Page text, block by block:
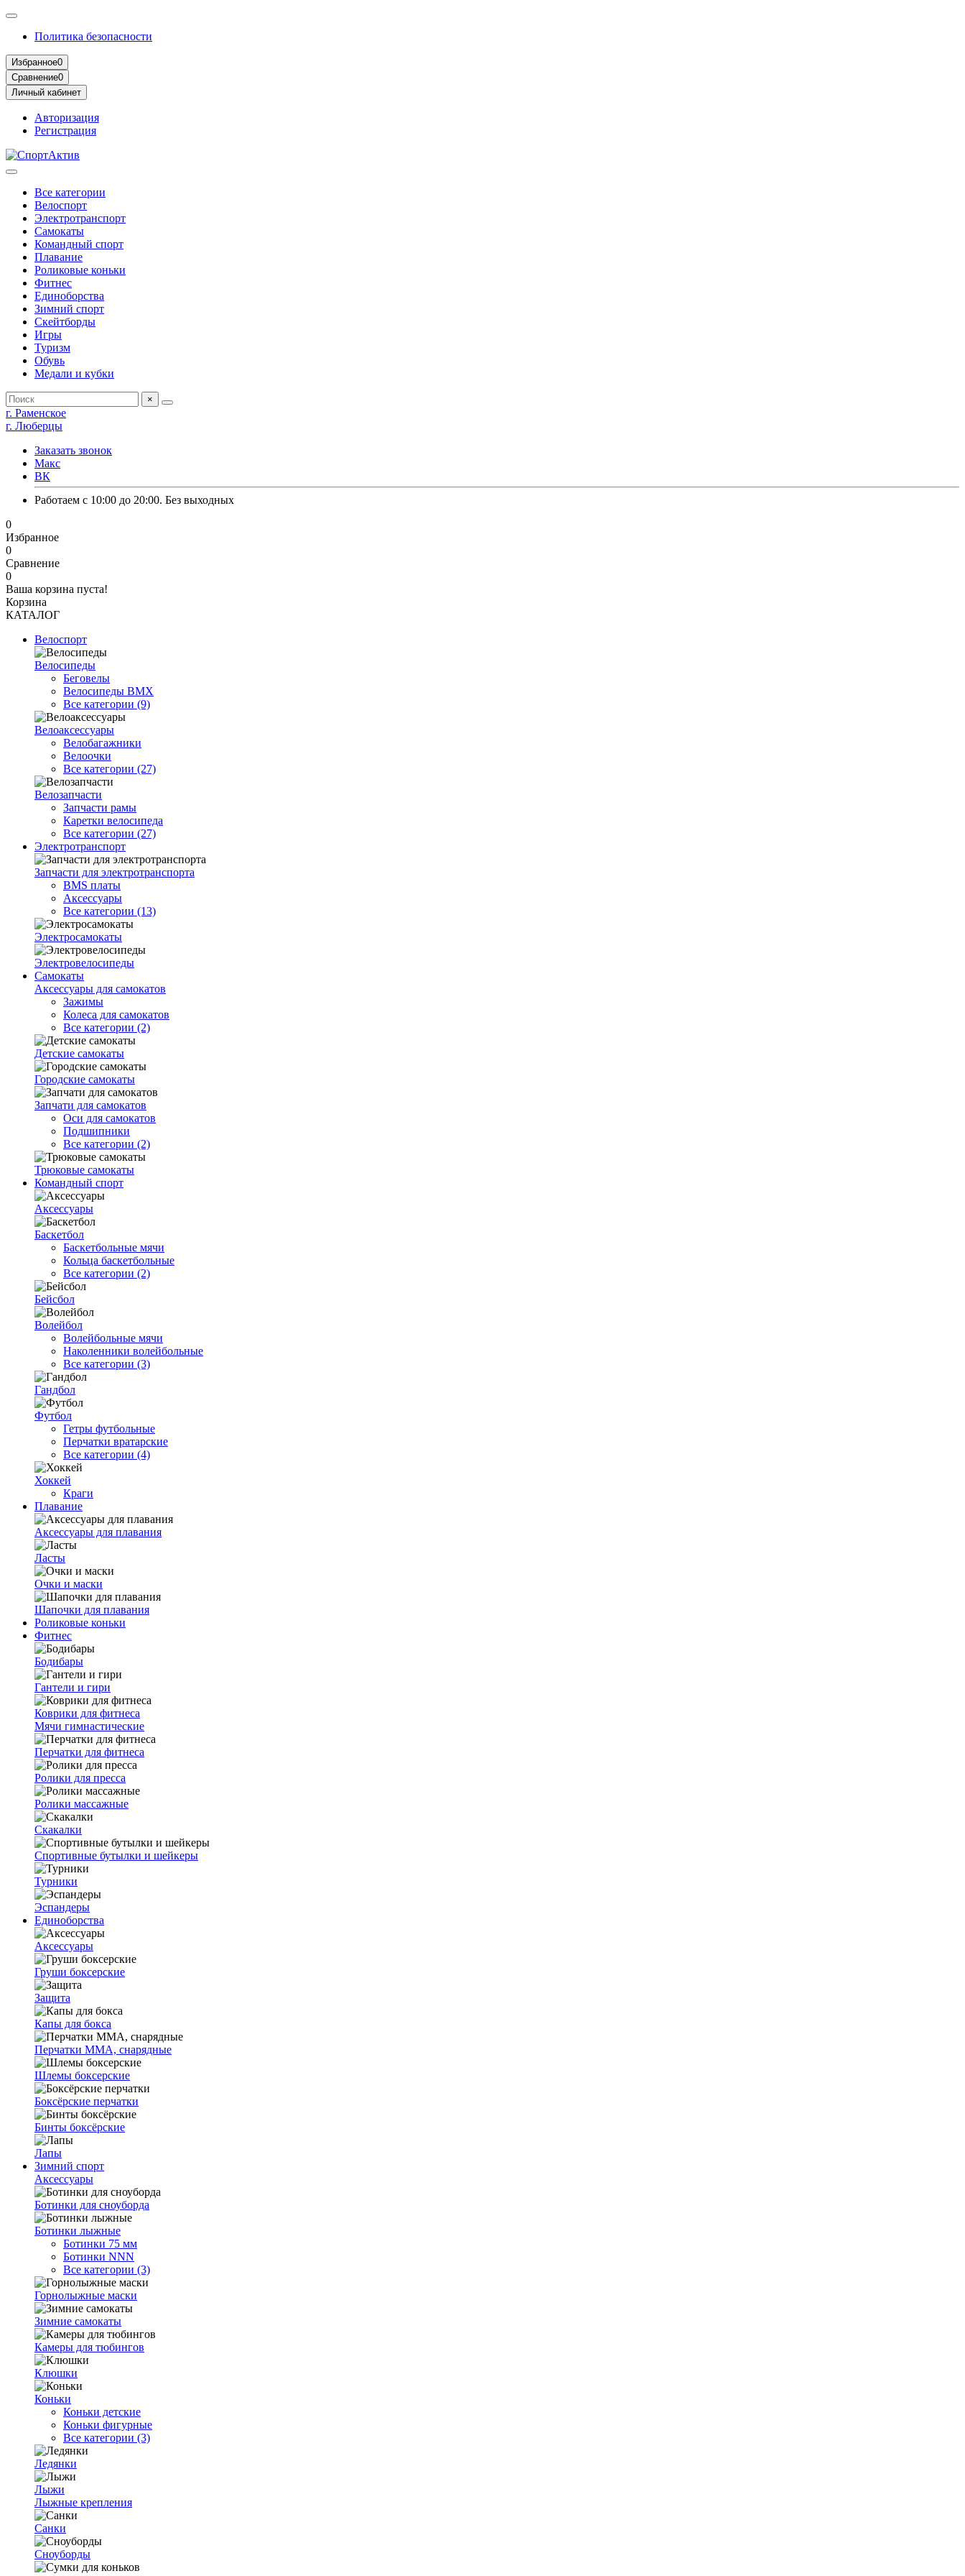
Политика безопасности
Избранное0
Сравнение0
Личный кабинет
Авторизация
Регистрация
Все категории
Велоспорт
Электротранспорт
Самокаты
Командный спорт
Плавание
Роликовые коньки
Фитнес
Единоборства
Зимний спорт
Скейтборды
Игры
Туризм
Обувь
Медали и кубки
×
г. Раменское
г. Люберцы
Заказать звонок
Макс
ВК
Работаем с 10:00 до 20:00. Без выходных
0
Избранное
0
Сравнение
0
Ваша корзина пуста!
Корзина
КАТАЛОГ
Велоспорт
Велосипеды
Беговелы
Велосипеды BMX
Все категории (9)
Велоаксессуары
Велобагажники
Велоочки
Все категории (27)
Велозапчасти
Запчасти рамы
Каретки велосипеда
Все категории (27)
Электротранспорт
Запчасти для электротранспорта
BMS платы
Аксессуары
Все категории (13)
Электросамокаты
Электровелосипеды
Самокаты
Аксессуары для самокатов
Зажимы
Колеса для самокатов
Все категории (2)
Детские самокаты
Городские самокаты
Запчати для самокатов
Оси для самокатов
Подшипники
Все категории (2)
Трюковые самокаты
Командный спорт
Аксессуары
Баскетбол
Баскетбольные мячи
Кольца баскетбольные
Все категории (2)
Бейсбол
Волейбол
Волейбольные мячи
Наколенники волейбольные
Все категории (3)
Гандбол
Футбол
Гетры футбольные
Перчатки вратарские
Все категории (4)
Хоккей
Краги
Плавание
Аксессуары для плавания
Ласты
Очки и маски
Шапочки для плавания
Роликовые коньки
Фитнес
Бодибары
Гантели и гири
Коврики для фитнеса
Мячи гимнастические
Перчатки для фитнеса
Ролики для пресса
Ролики массажные
Скакалки
Спортивные бутылки и шейкеры
Турники
Эспандеры
Единоборства
Аксессуары
Груши боксерские
Защита
Капы для бокса
Перчатки ММА, снарядные
Шлемы боксерские
Боксёрские перчатки
Бинты боксёрские
Лапы
Зимний спорт
Аксессуары
Ботинки для сноуборда
Ботинки лыжные
Ботинки 75 мм
Ботинки NNN
Все категории (3)
Горнолыжные маски
Зимние самокаты
Камеры для тюбингов
Клюшки
Коньки
Коньки детские
Коньки фигурные
Все категории (3)
Ледянки
Лыжи
Лыжные крепления
Санки
Сноуборды